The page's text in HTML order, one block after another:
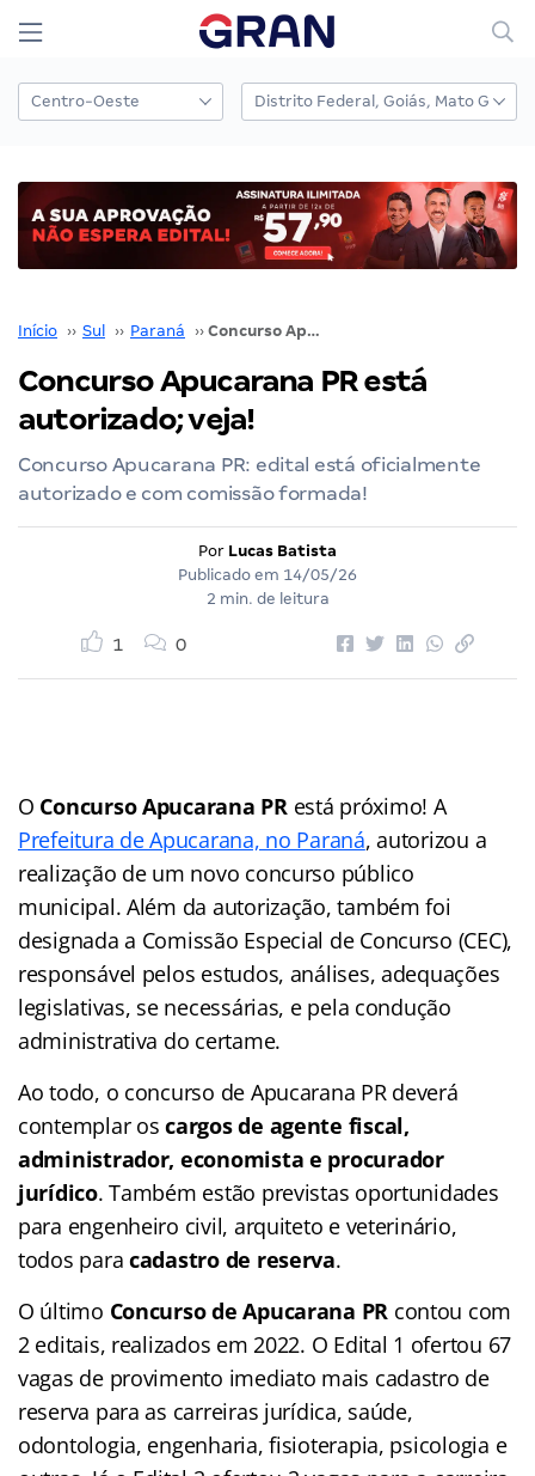
Início ›› Sul ›› Paraná ›› Concurso Apucarana PR está autorizado; veja!
Concurso Apucarana PR está
autorizado; veja!
Concurso Apucarana PR: edital está oficialmente
autorizado e com comissão formada!
Por Lucas Batista
Publicado em 14/05/26
2 min. de leitura
1 0
O Concurso Apucarana PRestá próximo! A
Prefeitura de Apucarana, no Paraná, autorizou a
realização de um novo concurso público
municipal. Além da autorização, também foi
designada a Comissão Especial de Concurso (CEC),
responsável pelos estudos, análises, adequações
legislativas, se necessárias, e pela condução
administrativa do certame.
Ao todo, o concurso de Apucarana PR deverá
contemplar os cargos de agente fiscal,
administrador, economista e procurador
jurídico. Também estão previstas oportunidades
para engenheiro civil, arquiteto e veterinário,
todos paracadastro de reserva.
O último Concurso de Apucarana PR contou com
2 editais, realizados em 2022. O Edital 1 ofertou 67
vagas de provimento imediato mais cadastro de
reserva para as carreiras jurídica, saúde,
odontologia, engenharia, fisioterapia, psicologia e